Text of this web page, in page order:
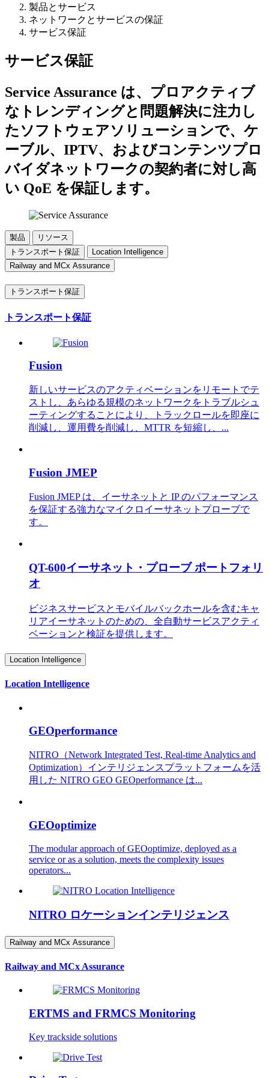
製品とサービス
ネットワークとサービスの保証
サービス保証
サービス保証
Service Assurance は、プロアクティブ
なトレンディングと問題解決に注力し
たソフトウェアソリューションで、ケ
ーブル、IPTV、およびコンテンツプロ
バイダネットワークの契約者に対し高
い QoE を保証します。
製品
リソース
トランスポート保証
Location Intelligence
Railway and MCx Assurance
トランスポート保証
トランスポート保証
Fusion
新しいサービスのアクティベーションをリモートでテ
ストし、あらゆる規模のネットワークをトラブルシュ
ーティングすることにより、トラックロールを即座に
削減し、運用費を削減し、MTTR を短縮し、...
Fusion JMEP
Fusion JMEP は、イーサネットと IP のパフォーマンス
を保証する強力なマイクロイーサネットプローブで
す。
QT-600イーサネット・プローブ ポートフォリ
オ
ビジネスサービスとモバイルバックホールを含むキャ
リアイーサネットのための、全自動サービスアクティ
ベーションと検証を提供します。
Location Intelligence
Location Intelligence
GEOperformance
NITRO（Network Integrated Test, Real-time Analytics and
Optimization）インテリジェンスプラットフォームを活
用した NITRO GEO GEOperformance は...
GEOoptimize
The modular approach of GEOoptimize, deployed as a
service or as a solution, meets the complexity issues
operators...
NITRO ロケーションインテリジェンス
Railway and MCx Assurance
Railway and MCx Assurance
ERTMS and FRMCS Monitoring
Key trackside solutions